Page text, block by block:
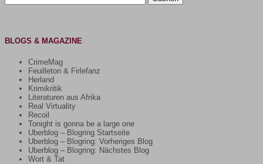
nach:
BLOGS & MAGAZINE
CrimeMag
Feuilleton & Firlefanz
Herland
Krimikritik
Literaturen aus Afrika
Real Virtuality
Recoil
Tonight is gonna be a large one
Uberblog – Blogring Startseite
Uberblog – Blogring: Vorheriges Blog
Uberblog – Blogring: Nächstes Blog
Wort & Tat